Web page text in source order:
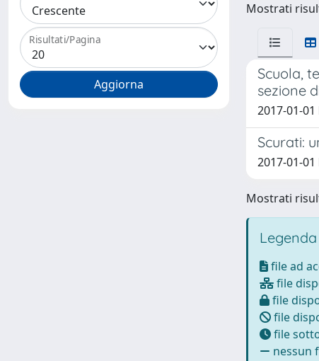
Risultati/Pagina
Mostrati
Scuola,
sezione
2017-01-
Scurati:
2017-01-
Mostrati
file ad
file
file
file
file
nessun